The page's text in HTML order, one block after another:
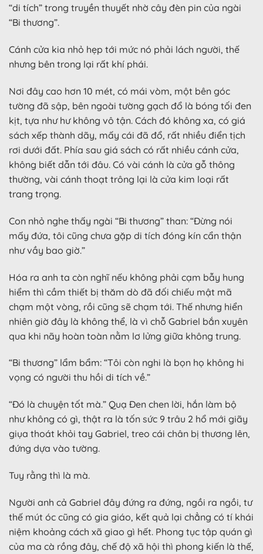
“di tích” trong truyền thuyết nhờ cây đèn pin của ngài
“Bi thương”.
Cánh cửa kia nhỏ hẹp tới mức nó phải lách người, thế
nhưng bên trong lại rất khí phái.
Nơi đây cao hơn 10 mét, có mái vòm, một bên góc
tường đã sập, bên ngoài tường gạch đổ là bóng tối đen
kịt, tựa như hư không vô tận. Cách đó không xa, có giá
sách xếp thành dãy, mấy cái đã đổ, rất nhiều điển tịch
rơi dưới đất. Phía sau giá sách có rất nhiều cánh cửa,
không biết dẫn tới đâu. Có vài cánh là cửa gỗ thông
thường, vài cánh thoạt trông lại là cửa kim loại rất
trang trọng.
Con nhỏ nghe thấy ngài “Bi thương” than: “Đừng nói
mấy đứa, tôi cũng chưa gặp di tích đóng kín cẩn thận
như vầy bao giờ.”
Hóa ra anh ta còn nghĩ nếu không phải cạm bẫy hung
hiểm thì cầm thiết bị thăm dò đã đối chiếu mật mã
chạm một vòng, rồi cũng sẽ chạm tới. Thế nhưng hiển
nhiên giờ đây là không thể, là vì chỗ Gabriel bắn xuyên
qua khi nãy hoàn toàn nằm lơ lửng giữa không trung.
“Bi thương” lẩm bẩm: “Tôi còn nghi là bọn họ không hi
vọng có người thu hồi di tích về.”
“Đó là chuyện tốt mà.” Quạ Đen chen lời, hắn làm bộ
như không có gì, thật ra là tốn sức 9 trâu 2 hổ mới giãy
giụa thoát khỏi tay Gabriel, treo cái chân bị thương lên,
đứng dựa vào tường.
Tuy rằng thì là mà.
Người anh cả Gabriel đây đứng ra đứng, ngồi ra ngồi, tư
thế mút óc cũng có gia giáo, kết quả lại chẳng có tí khái
niệm khoảng cách xã giao gì hết. Phong tục tập quán gì
của ma cà rồng đây, chế độ xã hội thì phong kiến là thế,